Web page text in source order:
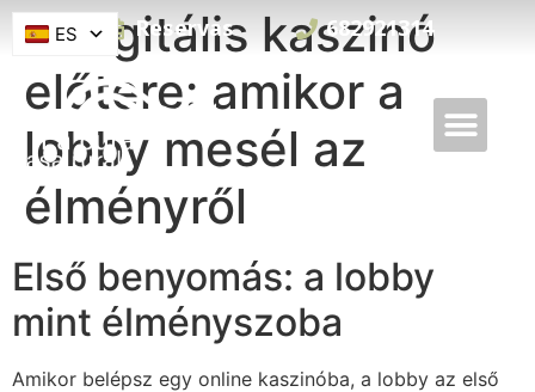
Reservas 682921314
A digitális kaszinó
előtere: amikor a
lobby mesél az
élményről
Első benyomás: a lobby
mint élményszoba
Amikor belépsz egy online kaszinóba, a lobby az első
ES